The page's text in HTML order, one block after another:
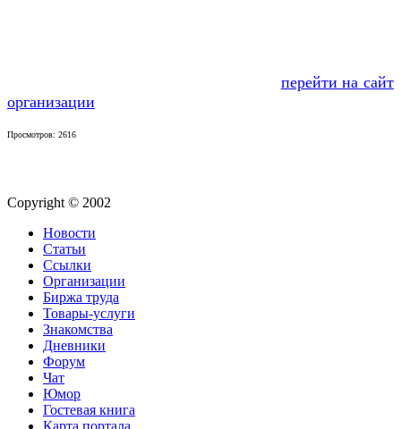
перейти на сайт
организации
Просмотров: 2616
Copyright © 2002
Новости
Статьи
Ссылки
Организации
Биржа труда
Товары-услуги
Знакомства
Дневники
Форум
Чат
Юмор
Гостевая книга